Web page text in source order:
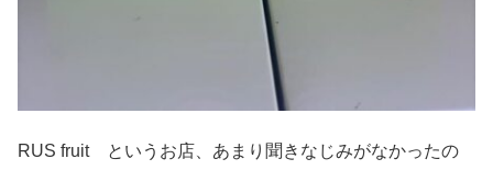
RUS fruit というお店、あまり聞きなじみがなかったの